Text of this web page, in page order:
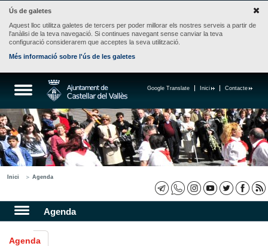
Ús de galetes
Aquest lloc utilitza galetes de tercers per poder millorar els nostres serveis a partir de
l'anàlisi de la teva navegació. Si continues navegant sense canviar la teva
configuració considerarem que acceptes la seva utilització.
Més informació sobre l'ús de les galetes
Contacte
Inici
Google Translate
Inici Agenda
Agenda
Agenda